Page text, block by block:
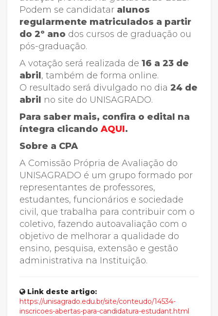
Podem se candidatar alunos
regularmente matriculados a partir
do 2º ano dos cursos de graduação ou
pós-graduação.
A votação será realizada de 16 a 23 de
abril, também de forma online.
O resultado será divulgado no dia 24 de
abril no site do UNISAGRADO.
Para saber mais, confira o edital na
íntegra clicando AQUI.
Sobre a CPA
A Comissão Própria de Avaliação do
UNISAGRADO é um grupo formado por
representantes de professores,
estudantes, funcionários e sociedade
civil, que trabalha para contribuir com o
coletivo, fazendo autoavaliação com o
objetivo de melhorar a qualidade do
ensino, pesquisa, extensão e gestão
administrativa na Instituição.
Link deste artigo:
https://unisagrado.edu.br/site/conteudo/14534-
inscricoes-abertas-para-candidatura-estudant.html